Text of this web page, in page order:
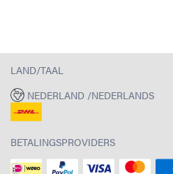
LAND/TAAL
NEDERLAND /NEDERLANDS
BETALINGSPROVIDERS